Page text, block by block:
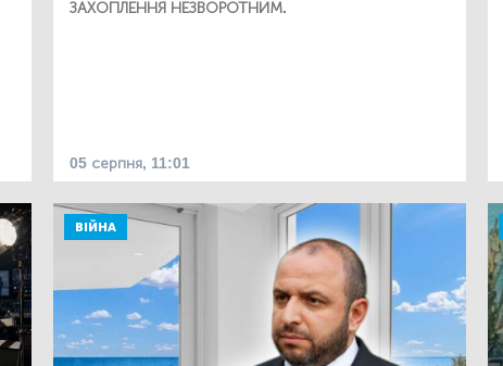
ЗАХОПЛЕННЯ НЕЗВОРОТНИМ.
05 серпня, 11:01
ВІЙНА